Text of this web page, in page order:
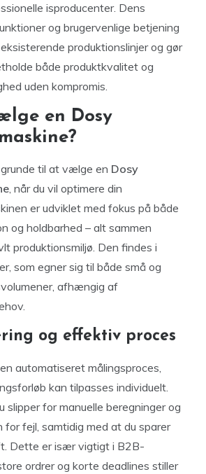
isproducenter. Dens
og brugervenlige betjening
produktionslinjer og gør
både produktkvalitet og
uden kompromis.
en Dosy
til at vælge en Dosy
, når du vil optimere din
er udviklet med fokus på både
og holdbarhed – alt sammen
produktionsmiljø. Den findes i
som egner sig til både små og
afhængig af
og effektiv proces
automatiseret målingsproces,
kan tilpasses individuelt.
slipper for manuelle beregninger og
for fejl, samtidig med at du sparer
Dette er især vigtigt i B2B-
ordrer og korte deadlines stiller